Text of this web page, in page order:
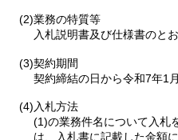
(2)業務の特質等
入札説明書及び仕様書のと
(3)契約期間
契約締結の日から令和7年1
(4)入札方法
(1)の業務件名について入札
は、入札書に記載した金額